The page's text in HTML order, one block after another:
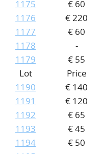
1175
€ 60
1176
€ 220
1177
€ 60
1178
-
1179
€ 55
Lot
Price
1190
€ 140
1191
€ 120
1192
€ 65
1193
€ 45
1194
€ 50